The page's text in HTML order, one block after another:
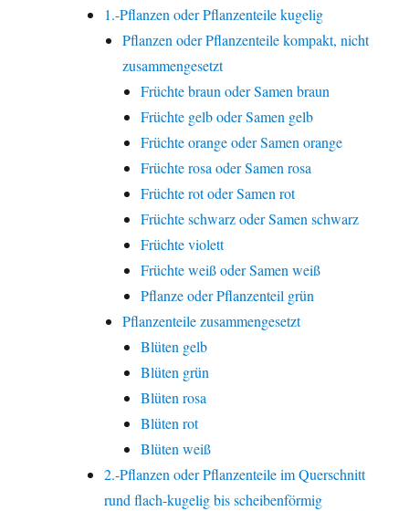
1.-Pflanzen oder Pflanzenteile kugelig
Pflanzen oder Pflanzenteile kompakt, nicht
zusammengesetzt
Früchte braun oder Samen braun
Früchte gelb oder Samen gelb
Früchte orange oder Samen orange
Früchte rosa oder Samen rosa
Früchte rot oder Samen rot
Früchte schwarz oder Samen schwarz
Früchte violett
Früchte weiß oder Samen weiß
Pflanze oder Pflanzenteil grün
Pflanzenteile zusammengesetzt
Blüten gelb
Blüten grün
Blüten rosa
Blüten rot
Blüten weiß
2.-Pflanzen oder Pflanzenteile im Querschnitt
rund flach-kugelig bis scheibenförmig